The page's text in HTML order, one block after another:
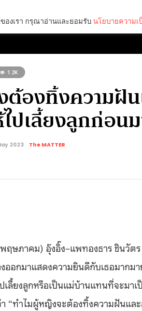
1.2K
องทิ้งความฝัน
ไปเลี้ยงลูกก่อน
2023 The MATTER
ฤษภาคม) อุ๊งอิ๊ง–แพทองธาร ชินวั
ออกมาแสดงความยินดีกับเธอมากม
ปเลี้ยงลูกหรือเป็นแม่บ้านแทนที่จะม
“ทำไมผู้หญิงจะต้องทิ้งความฝันและ
องเรา กรุณาอ่านและยอมรับ นโยบายความเ